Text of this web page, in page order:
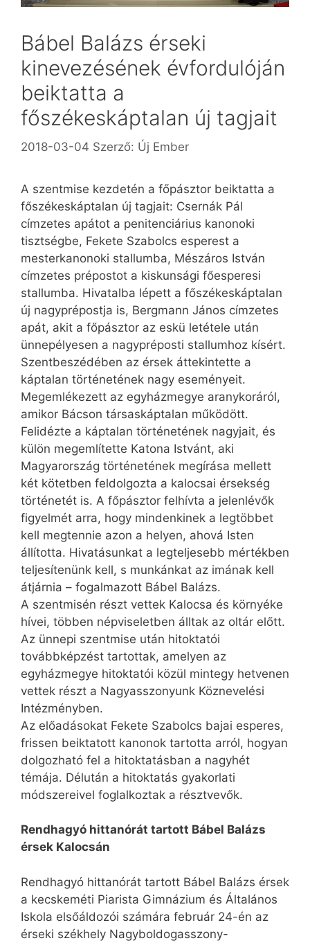
Bábel Balázs érseki
kinevezésének évfordulóján
beiktatta a
főszékeskáptalan új tagjait
2018-03-04 Szerző: Új Ember
A szentmise kezdetén a főpásztor beiktatta a
főszékeskáptalan új tagjait: Csernák Pál
címzetes apátot a penitenciárius kanonoki
tisztségbe, Fekete Szabolcs esperest a
mesterkanonoki stallumba, Mészáros István
címzetes prépostot a kiskunsági főesperesi
stallumba. Hivatalba lépett a főszékeskáptalan
új nagyprépostja is, Bergmann János címzetes
apát, akit a főpásztor az eskü letétele után
ünnepélyesen a nagypréposti stallumhoz kísért.
Szentbeszédében az érsek áttekintette a
káptalan történetének nagy eseményeit.
Megemlékezett az egyházmegye aranykoráról,
amikor Bácson társaskáptalan működött.
Felidézte a káptalan történetének nagyjait, és
külön megemlítette Katona Istvánt, aki
Magyarország történetének megírása mellett
két kötetben feldolgozta a kalocsai érsekség
történetét is. A főpásztor felhívta a jelenlévők
figyelmét arra, hogy mindenkinek a legtöbbet
kell megtennie azon a helyen, ahová Isten
állította. Hivatásunkat a legteljesebb mértékben
teljesítenünk kell, s munkánkat az imának kell
átjárnia – fogalmazott Bábel Balázs.
A szentmisén részt vettek Kalocsa és környéke
hívei, többen népviseletben álltak az oltár előtt.
Az ünnepi szentmise után hitoktatói
továbbképzést tartottak, amelyen az
egyházmegye hitoktatói közül mintegy hetvenen
vettek részt a Nagyasszonyunk Köznevelési
Intézményben.
Az előadásokat Fekete Szabolcs bajai esperes,
frissen beiktatott kanonok tartotta arról, hogyan
dolgozható fel a hitoktatásban a nagyhét
témája. Délután a hitoktatás gyakorlati
módszereivel foglalkoztak a résztvevők.
Rendhagyó hittanórát tartott Bábel Balázs
érsek Kalocsán
Rendhagyó hittanórát tartott Bábel Balázs érsek
a kecskeméti Piarista Gimnázium és Általános
Iskola elsőáldozói számára február 24-én az
érseki székhely Nagyboldog­asszony-